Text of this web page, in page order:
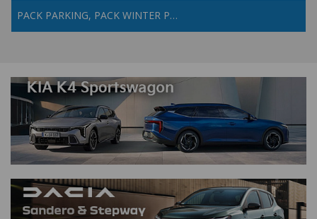
PACK PARKING, PACK WINTER P…